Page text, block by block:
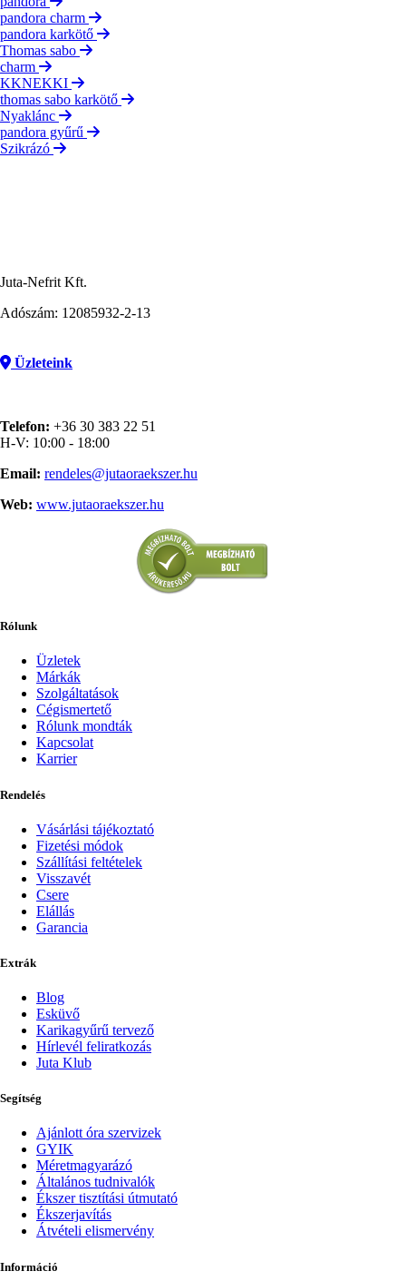
pandora charm
pandora karkötő
Thomas sabo
charm
KKNEKKI
thomas sabo karkötő
Nyaklánc
pandora gyűrű
Szikrázó
Juta-Nefrit Kft.
Adószám: 12085932-2-13
Üzleteink
Telefon: +36 30 383 22 51
H-V: 10:00 - 18:00
Email: rendeles@jutaoraekszer.hu
Web: www.jutaoraekszer.hu
Rólunk
Üzletek
Márkák
Szolgáltatások
Cégismertető
Rólunk mondták
Kapcsolat
Karrier
Rendelés
Vásárlási tájékoztató
Fizetési módok
Szállítási feltételek
Visszavét
Csere
Elállás
Garancia
Extrák
Blog
Esküvő
Karikagyűrű tervező
Hírlevél feliratkozás
Juta Klub
Segítség
Ajánlott óra szervizek
GYIK
Méretmagyarázó
Általános tudnivalók
Ékszer tisztítási útmutató
Ékszerjavítás
Átvételi elismervény
Információ